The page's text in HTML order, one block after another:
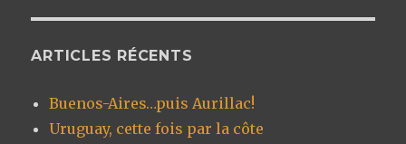
ARTICLES RÉCENTS
Buenos-Aires…puis Aurillac!
Uruguay, cette fois par la côte